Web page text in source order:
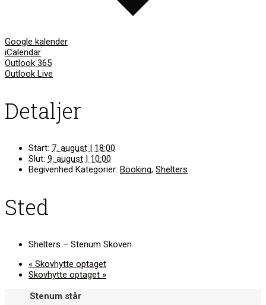
Google kalender
iCalendar
Outlook 365
Outlook Live
Detaljer
Start: 7. august | 18:00
Slut: 9. august | 10:00
Begivenhed Kategorier: Booking, Shelters
Sted
Shelters – Stenum Skoven
« Skovhytte optaget
Skovhytte optaget »
Stenum står